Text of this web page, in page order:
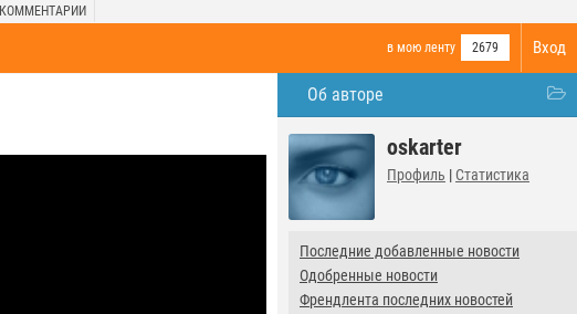
КОММЕНТАРИИ
Вход
в мою ленту 2679
Об авторе
oskarter
Профиль | Статистика
Последние добавленные новости
Одобренные новости
Френдлента последних новостей